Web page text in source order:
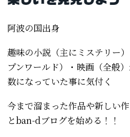
阿波の国出身
趣味の小説（主にミステリー
プンワールド）・映画（全般
数になっていた事に気付く
今まで溜まった作品や新しい
とban-dブログを始める！！